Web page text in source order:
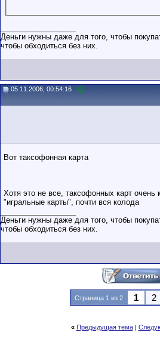
Деньги нужны даже для того, чтобы
чтобы обходиться без них.
05.11.2006, 00:54:16
Вот таксофонная карта
Хотя это не все, таксофонных карт очень
"игральные карты", почти вся колода
Деньги нужны даже для того, чтобы
чтобы обходиться без них.
Страница 1 из 2 1 2
« Предыдущая тема|